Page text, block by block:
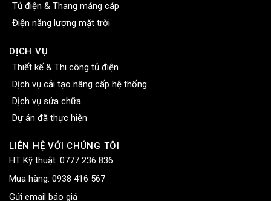
Tủ điện & Thang máng cáp
Điện năng lượng mặt trời
DỊCH VỤ
Thiết kế & Thi công tủ điện
Dịch vụ cải tạo nâng cấp hệ thống
Dịch vụ sửa chữa
Dự án đã thực hiện
LIÊN HỆ VỚI CHÚNG TÔI
HT Kỹ thuật: 0777 236 836
Mua hàng: 0938 416 567
Gửi email báo giá